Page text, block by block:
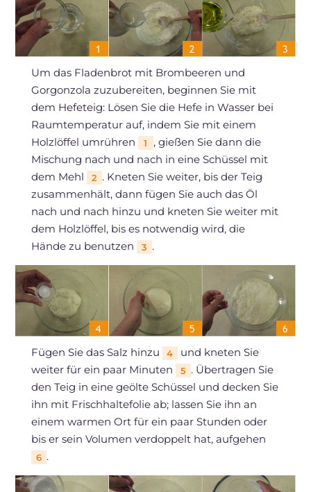
Um das Fladenbrot mit Brombeeren und
Gorgonzola zuzubereiten, beginnen Sie mit
dem Hefeteig: Lösen Sie die Hefe in Wasser bei
Raumtemperatur auf, indem Sie mit einem
Holzlöffel umrühren
1
, gießen Sie dann die
Mischung nach und nach in eine Schüssel mit
dem Mehl
2 . Kneten Sie weiter, bis der Teig
zusammenhält, dann fügen Sie auch das Öl
nach und nach hinzu und kneten Sie weiter mit
dem Holzlöffel, bis es notwendig wird, die
Hände zu benutzen
3 .
Fügen Sie das Salz hinzu 4
und kneten Sie
weiter für ein paar Minuten
5 . Übertragen Sie
den Teig in eine geölte Schüssel und decken Sie
ihn mit Frischhaltefolie ab; lassen Sie ihn an
einem warmen Ort für ein paar Stunden oder
bis er sein Volumen verdoppelt hat, aufgehen
6 .